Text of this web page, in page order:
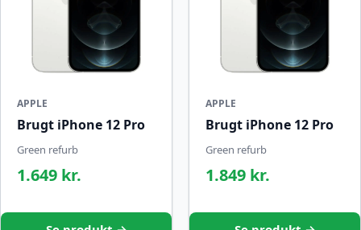
APPLE
Brugt iPhone 12 Pro
Green refurb
1.649 kr.
APPLE
Brugt iPhone 12 Pro
Green refurb
1.849 kr.